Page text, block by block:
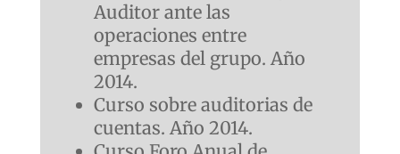
Auditor ante las
operaciones entre
empresas del grupo. Año
2014.
Curso sobre auditorias de
cuentas. Año 2014.